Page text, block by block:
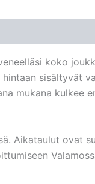
koko
sisältyvät
mukana kulkee
Aikataulut ovat